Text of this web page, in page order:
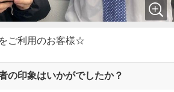
ご利用のお客様☆
の印象はいかがでしたか？